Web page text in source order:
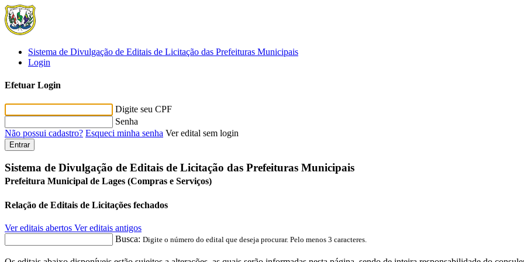
Sistema de Divulgação de Editais de Licitação das Prefeituras Municipais
Login
Efetuar Login
Digite seu CPF
Senha
Não possui cadastro? Esqueci minha senha Ver edital sem login
Entrar
Sistema de Divulgação de Editais de Licitação das Prefeituras Municipais
Prefeitura Municipal de Lages (Compras e Serviços)
Relação de Editais de Licitações fechados
Ver editais abertos Ver editais antigos
Busca: Digite o número do edital que deseja procurar. Pelo menos 3 caracteres.